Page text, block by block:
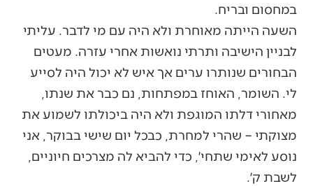
במחסום ובריח.
השעה הייתה מאוחרת ולא היה עם מי לדבר. עליתי
לבניין הישיבה ותרתי נואשות אחרי עזרה. מעטים
הבחורים שנותרו ערים אך איש לא יכול היה לסייע
לי. השומר, האוחז במפתחות, נם כבר את שנתו,
מאחורי דלתו המוגפת ולא היה ביכולתו לשמוע את
מצוקתי – שהרי למחרת, כבכל יום שישי בבוקר, אני
נוסע לאימי שתחי׳, כדי להביא לה מצרכים חיוניים,
לשבת ק׳.